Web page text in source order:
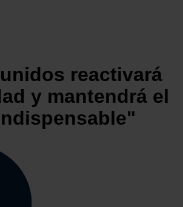
reactivará
y mantendrá el